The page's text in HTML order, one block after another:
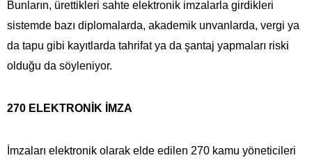
Bunların, ürettikleri sahte elektronik imzalarla girdikleri
sistemde bazı diplomalarda, akademik unvanlarda, vergi ya
da tapu gibi kayıtlarda tahrifat ya da şantaj yapmaları riski
olduğu da söyleniyor.
270 ELEKTRONİK İMZA
İmzaları elektronik olarak elde edilen 270 kamu yöneticileri